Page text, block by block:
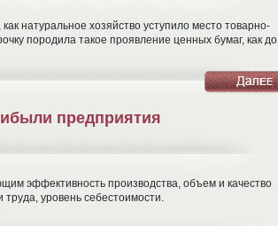
натуральное хозяйство уступило место товарно-
породила такое проявление ценных бумаг, как до
предприятия
эффективность производства, объем и качество
уровень себестоимости.